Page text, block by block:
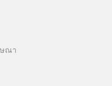
นผ่าน Line OA ด.ดล Blog
ย 📣
ณา